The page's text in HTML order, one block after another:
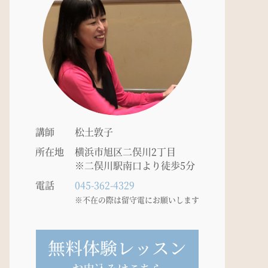
講師
松土敦子
所在地
横浜市旭区二俣川2丁目
※二俣川駅南口より徒歩5分
電話
045-362-4329
※不在の際は留守電にお願いします
無料体験レッスン